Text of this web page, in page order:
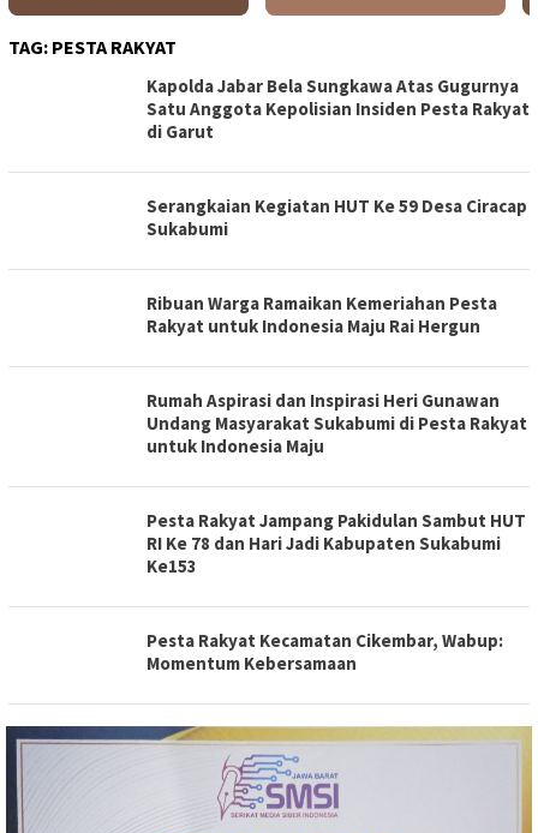
TAG: PESTA RAKYAT
Kapolda Jabar Bela Sungkawa Atas Gugurnya
Satu Anggota Kepolisian Insiden Pesta Rakyat
di Garut
Serangkaian Kegiatan HUT Ke 59 Desa Ciracap
Sukabumi
Ribuan Warga Ramaikan Kemeriahan Pesta
Rakyat untuk Indonesia Maju Rai Hergun
Rumah Aspirasi dan Inspirasi Heri Gunawan
Undang Masyarakat Sukabumi di Pesta Rakyat
untuk Indonesia Maju
Pesta Rakyat Jampang Pakidulan Sambut HUT
RI Ke 78 dan Hari Jadi Kabupaten Sukabumi
Ke153
Pesta Rakyat Kecamatan Cikembar, Wabup:
Momentum Kebersamaan